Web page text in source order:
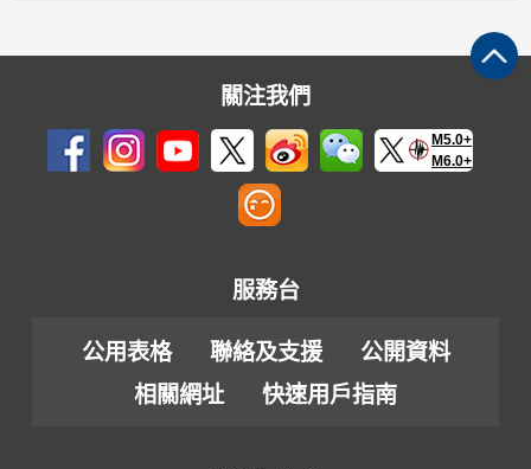
關注我們
M5.0+
M6.0+
服務台
公用表格 聯絡及支援
公開資料
相關網址
快速用戶指南